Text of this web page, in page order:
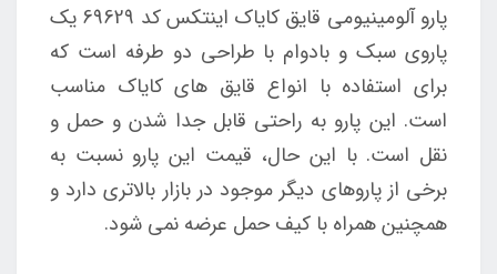
پارو آلومینیومی قایق کایاک اینتکس کد 69629 یک
پاروی سبک و بادوام با طراحی دو طرفه است که
برای استفاده با انواع قایق های کایاک مناسب
است. این پارو به راحتی قابل جدا شدن و حمل و
نقل است. با این حال، قیمت این پارو نسبت به
برخی از پاروهای دیگر موجود در بازار بالاتری دارد و
همچنین همراه با کیف حمل عرضه نمی شود.